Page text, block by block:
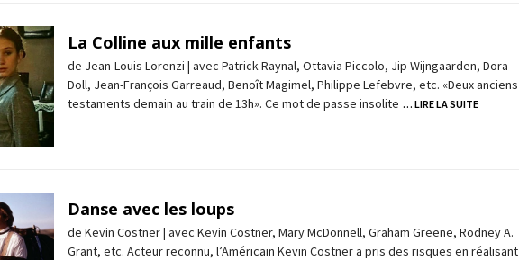
La Colline aux mille enfants
de Jean-Louis Lorenzi | avec Patrick Raynal, Ottavia Piccolo, Jip Wijngaarden, Dora
Doll, Jean-François Garreaud, Benoît Magimel, Philippe Lefebvre, etc. «Deux anciens
testaments demain au train de 13h». Ce mot de passe insolite … LIRE LA SUITE
Danse avec les loups
de Kevin Costner | avec Kevin Costner, Mary McDonnell, Graham Greene, Rodney A.
Grant, etc. Acteur reconnu, l’Américain Kevin Costner a pris des risques en réalisant